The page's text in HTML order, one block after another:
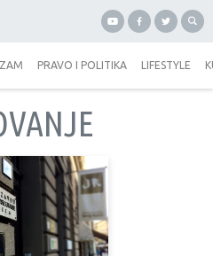
PRAVO I POLITIKA LIFESTYLE